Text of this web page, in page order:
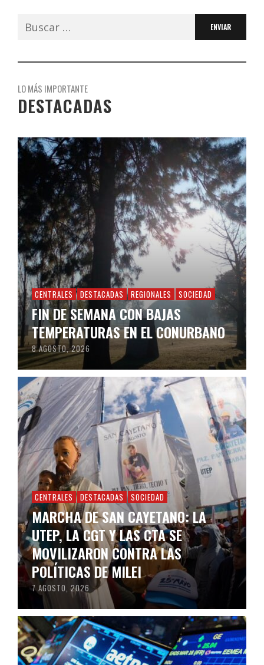
Buscar:
LO MÁS IMPORTANTE
DESTACADAS
CENTRALES DESTACADAS REGIONALES SOCIEDAD
FIN DE SEMANA CON BAJAS
TEMPERATURAS EN EL CONURBANO
8 AGOSTO, 2026
CENTRALES DESTACADAS SOCIEDAD
MARCHA DE SAN CAYETANO: LA
UTEP, LA CGT Y LAS CTA SE
MOVILIZARON CONTRA LAS
POLÍTICAS DE MILEI
7 AGOSTO, 2026